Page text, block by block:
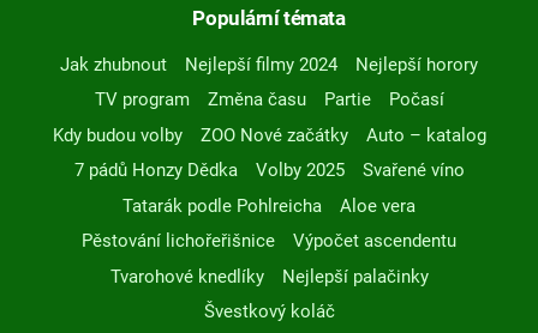
Populární témata
Jak zhubnout Nejlepší filmy 2024
Nejlepší horory
TV program
Změna času Partie
Počasí
Kdy budou volby
ZOO Nové začátky
Auto – katalog
7 pádů Honzy Dědka
Volby 2025
Svařené víno
Tatarák podle Pohlreicha
Aloe vera
Pěstování lichořeřišnice
Výpočet ascendentu
Tvarohové knedlíky
Nejlepší palačinky
Švestkový koláč